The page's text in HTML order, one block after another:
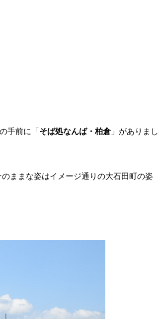
手前に「 そば処なんば・柏倉」がありまし
ままな姿はイメージ通りの大石田町の姿